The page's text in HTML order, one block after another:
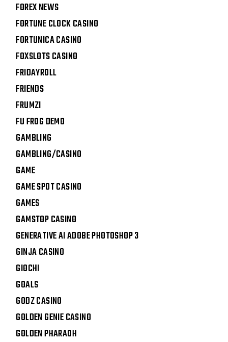
FOREX NEWS
FORTUNE CLOCK CASINO
FORTUNICA CASINO
FOXSLOTS CASINO
FRIDAYROLL
FRIENDS
FRUMZI
FU FROG DEMO
GAMBLING
GAMBLING/CASINO
GAME
GAME SPOT CASINO
GAMES
GAMSTOP CASINO
GENERATIVE AI ADOBE PHOTOSHOP 3
GINJA CASINO
GIOCHI
GOALS
GODZ CASINO
GOLDEN GENIE CASINO
GOLDEN PHARAOH